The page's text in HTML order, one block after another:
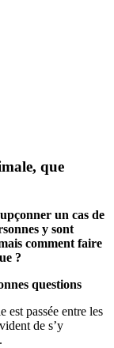
que
un cas de
y sont
comment faire
?
questions
est passée entre les
de s’y